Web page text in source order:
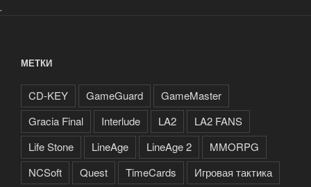
.
МЕТКИ
CD-KEY GameGuard
GameMaster
Gracia Final
Interlude LA2
LA2 FANS
Life Stone
LineAge LineAge 2
MMORPG
NCSoft
Quest TimeCards
Игровая тактика